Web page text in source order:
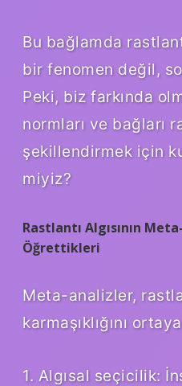
Bu bağlamda
bir fenomen değil,
Peki, biz farkında
normları ve bağları
şekillendirmek için
miyiz?
Rastlantı Algısının
Öğrettikleri
Meta-analizler,
karmaşıklığını
1. Algısal seçicilik: